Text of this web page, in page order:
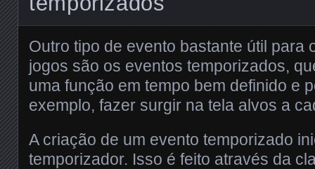
Outro tipo de evento bastante útil para
jogos são os eventos temporizados,
uma função em tempo bem definido e
exemplo, fazer surgir na tela alvos a
A criação de um evento temporizado
temporizador. Isso é feito através da